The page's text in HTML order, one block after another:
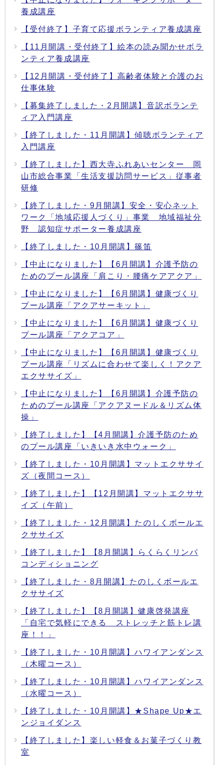
養成講座
【受付終了】子育て応援ボランティア養成講座
【11月開講・受付終了】絵本の読み聞かせボラ
ンティア養成講座
【12月開講・受付終了】高齢者体験と介護のお
仕事体験
【募集終了しました・2月開講】音訳ボランテ
ィア入門講座
【終了しました・11月開講】傾聴ボランティア
入門講座
【終了しました】西大寺ふれあいセンター 岡
山市総合事業「生活支援訪問サービス」従事者
研修
【終了しました・9月開講】安全・安心ネット
ワーク「地域応援人づくり」事業 地域福祉分
野 認知症サポーター養成講座
【終了しました・10月開講】篠笛
【中止になりました】【6月開講】介護予防の
ためのプール講座「肩こり・腰痛ケアアクア」
【中止になりました】【6月開講】健康づくり
プール講座「アクアサーキット」
【中止になりました】【6月開講】健康づくり
プール講座「アクアコア」
【中止になりました】【6月開講】健康づくり
プール講座「リズムに合わせて楽しく！アクア
エクササイズ」
【中止になりました】【6月開講】介護予防の
ためのプール講座「アクアヌードル＆リズム体
操」
【終了しました】【4月開講】介護予防のため
のプール講座「いきいき水中ウォーク」
【終了しました・10月開講】マットエクササイ
ズ（夜間コース）
【終了しました】【12月開講】マットエクササ
イズ（午前）
【終了しました・12月開講】たのしくボールエ
クササイズ
【終了しました】【8月開講】らくらくリンパ
コンディショニング
【終了しました・8月開講】たのしくボールエ
クササイズ
【終了しました】【8月開講】健康啓発講座
「自宅で気軽にできる ストレッチと筋トレ講
座！！」
【終了しました・10月開講】ハワイアンダンス
（木曜コース）
【終了しました・10月開講】ハワイアンダンス
（水曜コース）
【終了しました・10月開講】★Shape Up★エ
ンジョイダンス
【終了しました】楽しい軽食＆お菓子づくり教
室